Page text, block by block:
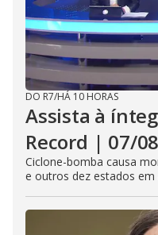
DO R7/HÁ 10 HORAS
Assista à
Record | 07/
Ciclone-bomba causa
e outros dez estados em